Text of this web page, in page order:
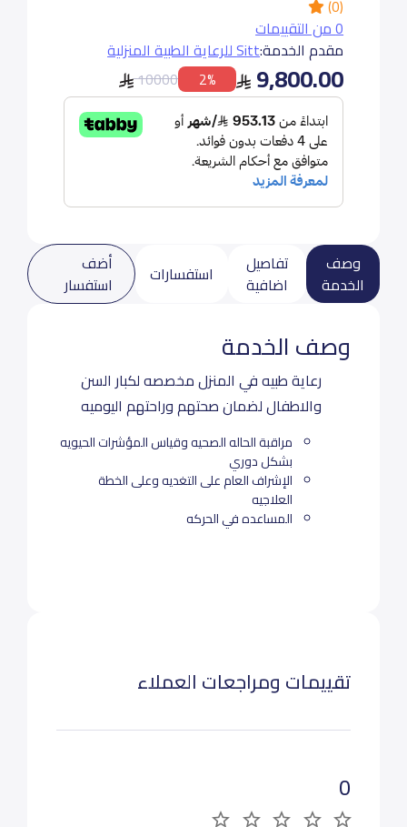
(0)
0 من التقييمات
مقدم الخدمة:Sitt للرعاية الطبية المنزلية
9,800.00
2%
10000
وصف
الخدمة
تفاصيل
اضافية
استفسارات
أضف
استفسار
وصف الخدمة
رعاية طبيه في المنزل مخصصه لكبار السن
والاطفال لضمان صحتهم وراحتهم اليوميه
مراقبة الحاله الصحيه وقياس المؤشرات الحيويه
بشكل دوري
الإشراف العام على التغديه وعلى الخطة
العلاجيه
المساعده في الحركه
تقييمات ومراجعات العملاء
0